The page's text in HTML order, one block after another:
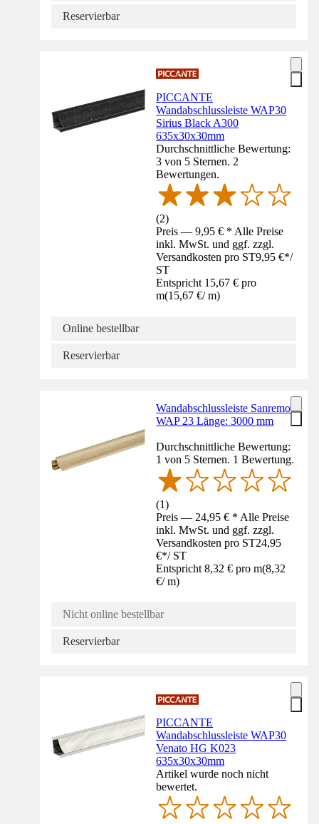
Reservierbar
PICCANTE
Wandabschlussleiste WAP30
Sirius Black A300
635x30x30mm
Durchschnittliche Bewertung:
3 von 5 Sternen. 2
Bewertungen.
(2)
Preis — 9,95 € * Alle Preise
inkl. MwSt. und ggf. zzgl.
Versandkosten pro ST9,95 €*/
ST
Entspricht 15,67 € pro
m(15,67 €/ m)
Online bestellbar
Reservierbar
Wandabschlussleiste Sanremo
WAP 23 Länge: 3000 mm
Durchschnittliche Bewertung:
1 von 5 Sternen. 1 Bewertung.
(1)
Preis — 24,95 € * Alle Preise
inkl. MwSt. und ggf. zzgl.
Versandkosten pro ST24,95
€*/ ST
Entspricht 8,32 € pro m(8,32
€/ m)
Nicht online bestellbar
Reservierbar
PICCANTE
Wandabschlussleiste WAP30
Venato HG K023
635x30x30mm
Artikel wurde noch nicht
bewertet.